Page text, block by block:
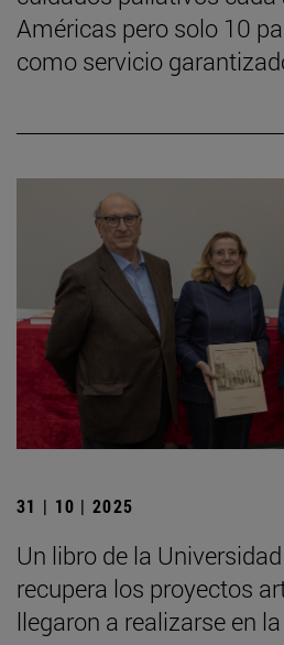
Américas pero solo 10
como servicio
31 | 10 | 2025
Un libro de la
recupera los proyectos
llegaron a realizarse en